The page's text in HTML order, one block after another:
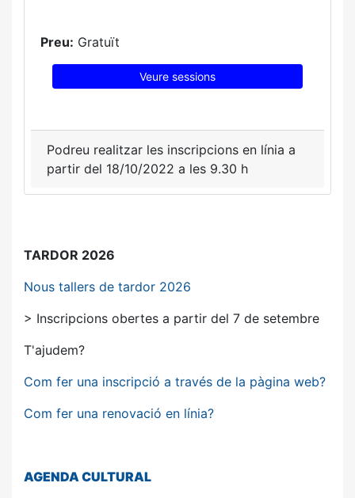
Preu: Gratuït
Veure sessions
Podreu realitzar les inscripcions en línia a
partir del 18/10/2022 a les 9.30 h
TARDOR 2026
Nous tallers de tardor 2026
> Inscripcions obertes a partir del 7 de setembre
T'ajudem?
Com fer una inscripció a través de la pàgina web?
Com fer una renovació en línia?
AGENDACULTURAL